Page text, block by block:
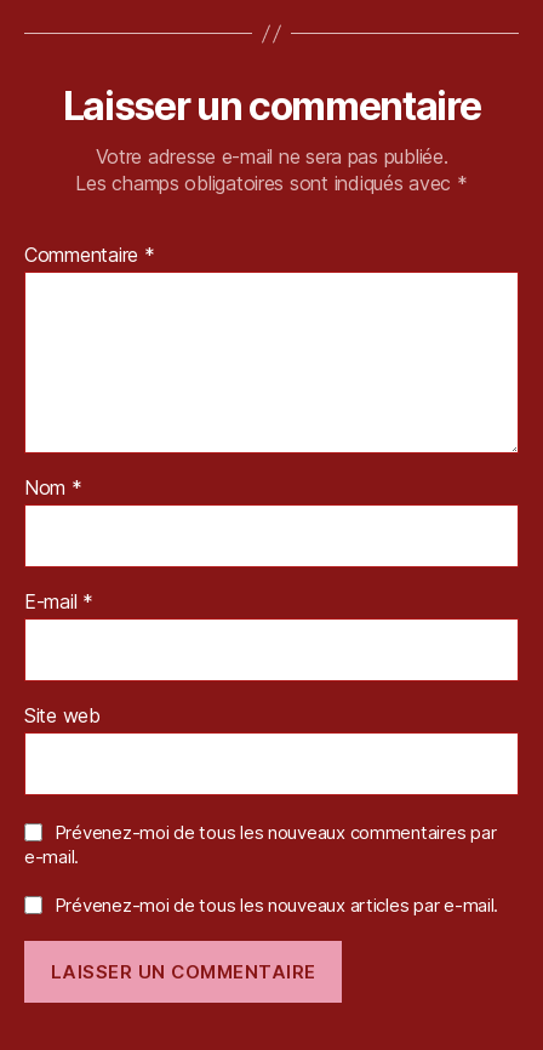
Laisser un commentaire
Votre adresse e-mail ne sera pas publiée.
Les champs obligatoires sont indiqués avec *
Commentaire *
Nom *
E-mail *
Site web
Prévenez-moi de tous les nouveaux commentaires par
e-mail.
Prévenez-moi de tous les nouveaux articles par e-mail.